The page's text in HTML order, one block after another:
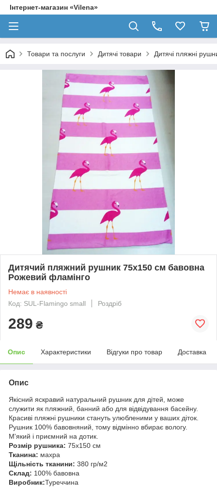
Інтернет-магазин «Vilena»
Товари та послуги Дитячі товари Дитячі пляжні
Дитячий пляжний рушник 75х150 см бавовна
Рожевий фламінго
Немає в наявності
Код: SUL-Flamingo small
Роздріб
289 ₴
Опис Характеристики Відгуки про товар Доставка
Опис
Якісний яскравий натуральний рушник для дітей, може
служити як пляжний, банний або для відвідування басейну.
Красиві пляжні рушники стануть улюбленими у ваших діток.
Рушник 100% бавовняний, тому відмінно вбирає вологу.
М'який і приємний на дотик.
Розмір рушника: 75х150 см
Тканина: махра
Щільність тканини: 380 гр/м2
Склад: 100% бавовна
Виробник:Туреччина